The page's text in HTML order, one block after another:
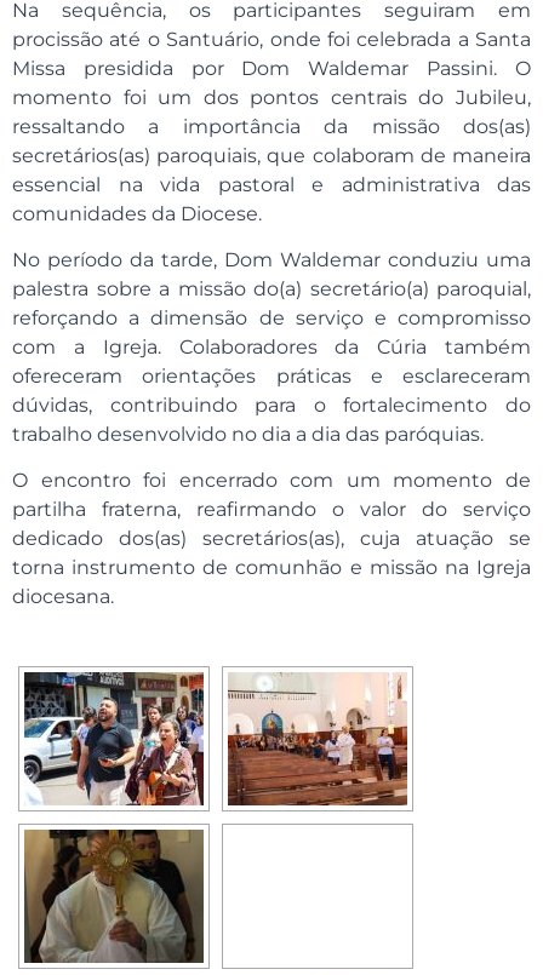
Na sequência, os participantes seguiram em
procissão até o Santuário, onde foi celebrada a Santa
Missa presidida por Dom Waldemar Passini. O
momento foi um dos pontos centrais do Jubileu,
ressaltando a importância da missão dos(as)
secretários(as) paroquiais, que colaboram de maneira
essencial na vida pastoral e administrativa das
comunidades da Diocese.
No período da tarde, Dom Waldemar conduziu uma
palestra sobre a missão do(a) secretário(a) paroquial,
reforçando a dimensão de serviço e compromisso
com a Igreja. Colaboradores da Cúria também
ofereceram orientações práticas e esclareceram
dúvidas, contribuindo para o fortalecimento do
trabalho desenvolvido no dia a dia das paróquias.
O encontro foi encerrado com um momento de
partilha fraterna, reafirmando o valor do serviço
dedicado dos(as) secretários(as), cuja atuação se
torna instrumento de comunhão e missão na Igreja
diocesana.